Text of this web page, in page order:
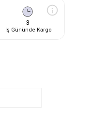
3
İş Gününde Kargo